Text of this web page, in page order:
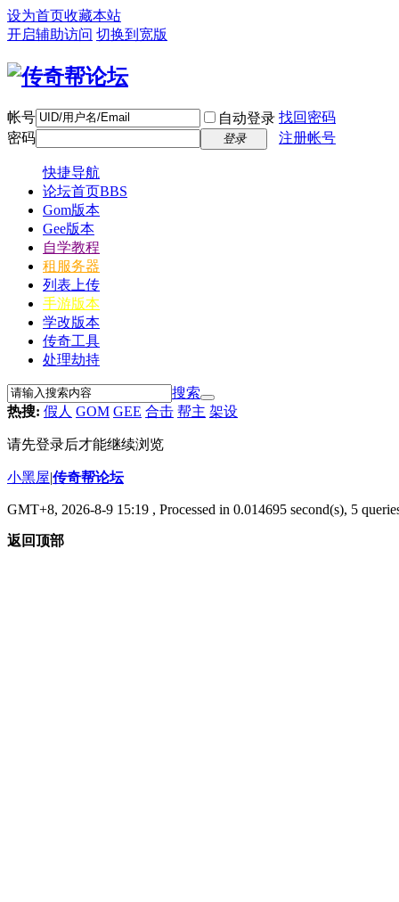
设为首页收藏本站
开启辅助访问 切换到宽版
帐号 自动登录 找回密码
密码
登录 注册帐号
快捷导航
论坛首页BBS
Gom版本
Gee版本
自学教程
租服务器
列表上传
手游版本
学改版本
传奇工具
处理劫持
搜索
热搜: 假人 GOM GEE 合击 帮主 架设
请先登录后才能继续浏览
小黑屋|传奇帮论坛
GMT+8, 2026-8-9 15:19 , Processed in 0.014695 second(s), 5
返回顶部